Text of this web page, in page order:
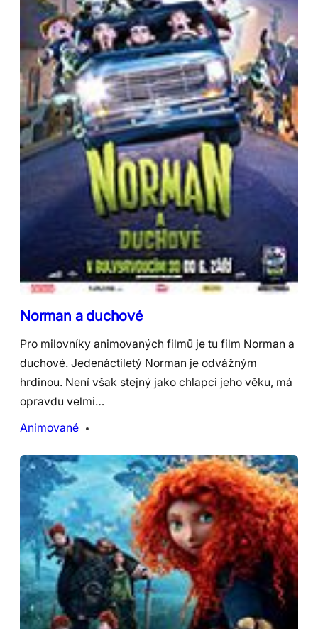
Norman a duchové
Pro milovníky animovaných filmů je tu film Norman a
duchové. Jedenáctiletý Norman je odvážným
hrdinou. Není však stejný jako chlapci jeho věku, má
opravdu velmi…
Animované